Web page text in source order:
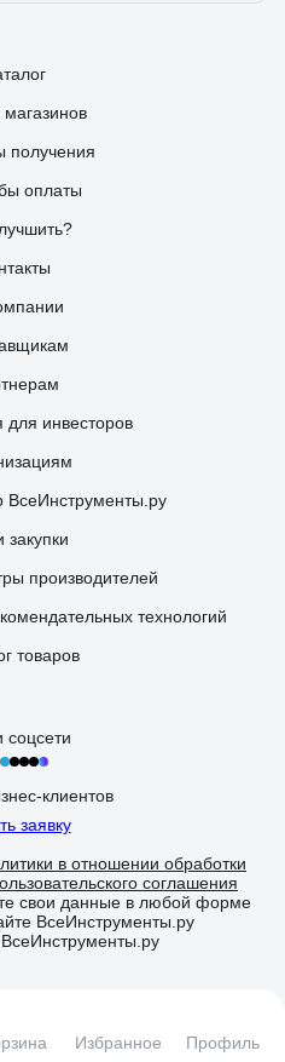
Избранное Профиль
получения
оплаты
инвесторов
ВсеИнструменты.ру
производителей
технологий
товаров
клиентов
заявку
в отношении обработки
соглашения
свои данные в любой форме
ВсеИнструменты.ру